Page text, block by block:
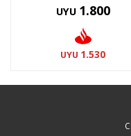
UYU 1.800
UYU 1.530